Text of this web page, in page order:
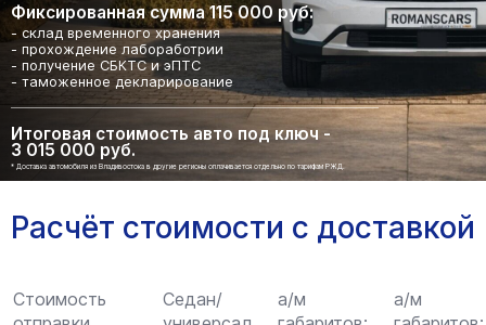
Фиксированная сумма 115 000 руб:
- склад временного хранения
- прохождение лабоработрии
- получение СБКТС и эПТС
- таможенное декларирование
Итоговая стоимость авто под ключ -
3 015 000 руб.
* Доставка автомобиля из Владивостока в другие регионы оплачивается отдельно по тарифам РЖД.
Расчёт стоимости с доставкой
Стоимость
Седан/
а/м
а/м